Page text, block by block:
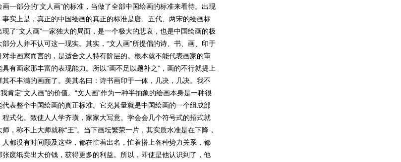
一部分的“文人画”的标准，当做了全部中国绘画的标准来看待。出现
实上是，真正的中国绘画的真正的标准是唐、五代、两宋的绘画标
了“文人画”一家独大的局面，是一个极大的悲哀，也是中国绘画的极
分人并不认可这一现实。其实，“文人画”所提倡的诗、书、画、印于
非画家而言的，是适合文人特有阶层的。根本就不能代表画家的审
有画家那丰富的表现能力。所以“画不足以题补之”，画的不行就提上
不丰满的画面了。美其名曰：诗书画印于一体，几决，几决。我不
肯定“文人画”的价值。“文人画”作为一种半抽象的绘画本身是一种很
表整个中国绘画的真正标准。它充其量就是中国绘画的一个组成部
式化。致使人人学齐璜，家家大写意。学会会几个符号式的招式就
，称不上大师就称“王”。当下画坛繁荣一片，其实质水准是在下降，
都没有时间顾及这些，都在忙着出名，忙着搭上各种势力关系，都
废纸卖出大价钱，获得更多的利益。所以，即使是他认识到了，他